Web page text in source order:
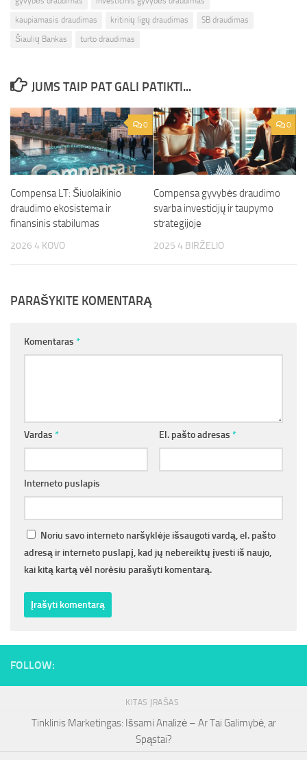
kaupiamasis draudimas
kritinių ligų draudimas
SB draudimas
Šiaulių Bankas
turto draudimas
JUMS TAIP PAT GALI PATIKTI...
0
Compensa LT: Šiuolaikinio
draudimo ekosistema ir
finansinis stabilumas
2026 4 KOVO
0
Compensa gyvybės draudimo
svarba investicijų ir taupymo
strategijoje
2025 4 BIRŽELIO
PARAŠYKITE KOMENTARĄ
Komentaras *
Vardas * El. pašto adresas *
Interneto puslapis
Noriu savo interneto naršyklėje išsaugoti vardą, el. pašto
adresą ir interneto puslapį, kad jų nebereiktų įvesti iš naujo,
kai kitą kartą vėl norėsiu parašyti komentarą.
FOLLOW:
KITAS ĮRAŠAS
Tinklinis Marketingas: Išsami Analizė – Ar Tai Galimybė, ar
Spąstai?